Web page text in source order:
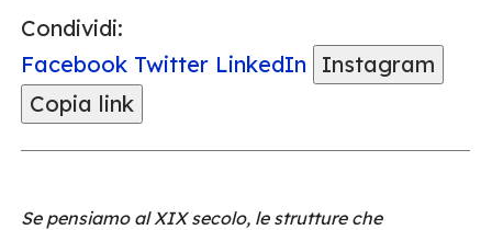
Condividi:
Facebook Twitter LinkedIn
Instagram
Copia link
Se pensiamo al XIX secolo, le strutture che